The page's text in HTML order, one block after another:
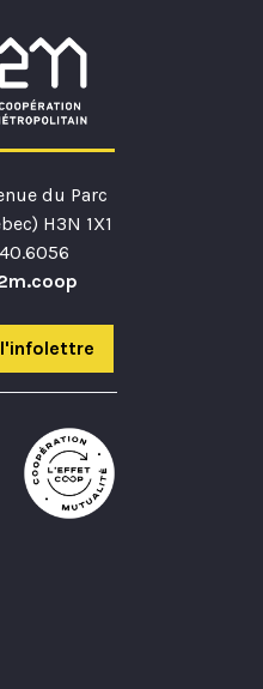
du Parc
H3N 1X1